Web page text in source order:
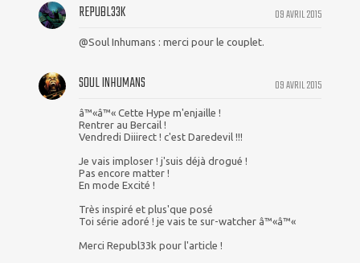
09 AVRIL 2015
REPUBL33K
@Soul Inhumans : merci pour le couplet.
09 AVRIL 2015
SOUL INHUMANS
â™«â™« Cette Hype m'enjaille !
Rentrer au Bercail !
Vendredi Diiirect ! c'est Daredevil !!!
Je vais imploser ! j'suis déjà drogué !
Pas encore matter !
En mode Excité !
Très inspiré et plus'que posé
Toi série adoré ! je vais te sur-watcher â™«â™«
Merci Republ33k pour l'article !